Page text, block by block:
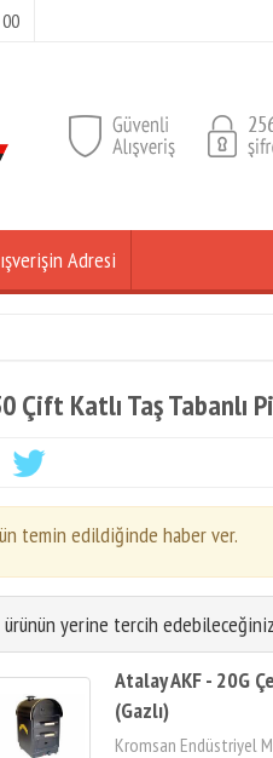
Adresi
Çift Katlı Taş Tabanlı
temin edildiğinde haber ver.
ürünün yerine tercih
Atalay AKF - 20G
(Gazlı)
Kromsan Endüstriyel